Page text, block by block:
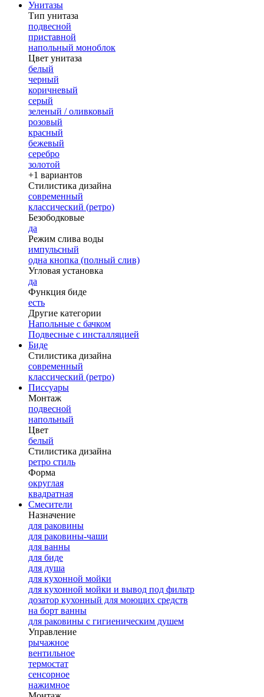
Унитазы
Тип унитаза
подвесной
приставной
напольный моноблок
Цвет унитаза
белый
черный
коричневый
серый
зеленый / оливковый
розовый
красный
бежевый
серебро
золотой
+1 вариантов
Стилистика дизайна
современный
классический (ретро)
Безободковые
да
Режим слива воды
импульсный
одна кнопка (полный слив)
Угловая установка
да
Функция биде
есть
Другие категории
Напольные с бачком
Подвесные с инсталляцией
Биде
Стилистика дизайна
современный
классический (ретро)
Писсуары
Монтаж
подвесной
напольный
Цвет
белый
Стилистика дизайна
ретро стиль
Форма
округлая
квадратная
Смесители
Назначение
для раковины
для раковины-чаши
для ванны
для биде
для душа
для кухонной мойки
для кухонной мойки и вывод под фильтр
дозатор кухонный для моющих средств
на борт ванны
для раковины с гигиеническим душем
Управление
рычажное
вентильное
термостат
сенсорное
нажимное